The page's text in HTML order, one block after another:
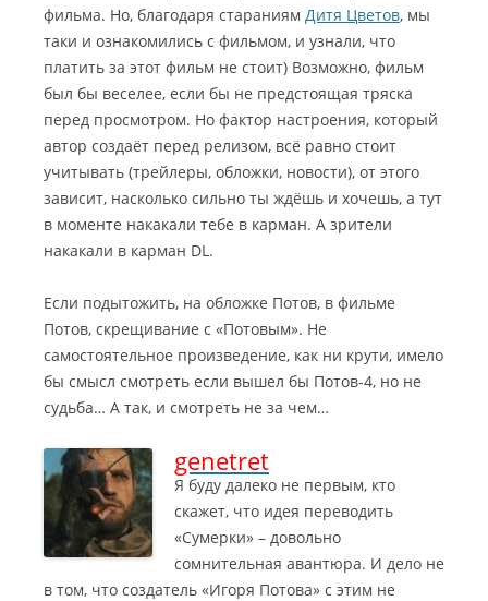
фильма. Но, благодаря стараниям Дитя Цветов, мы
таки и ознакомились с фильмом, и узнали, что
платить за этот фильм не стоит) Возможно, фильм
был бы веселее, если бы не предстоящая тряска
перед просмотром. Но фактор настроения, который
автор создаёт перед релизом, всё равно стоит
учитывать (трейлеры, обложки, новости), от этого
зависит, насколько сильно ты ждёшь и хочешь, а тут
в моменте накакали тебе в карман. А зрители
накакали в карман DL.
Если подытожить, на обложке Потов, в фильме
Потов, скрещивание с «Потовым». Не
самостоятельное произведение, как ни крути, имело
бы смысл смотреть если вышел бы Потов-4, но не
судьба… А так, и смотреть не за чем…
genetret
Я буду далеко не первым, кто
скажет, что идея переводить
«Сумерки» – довольно
сомнительная авантюра. И дело не
в том, что создатель «Игоря Потова» с этим не